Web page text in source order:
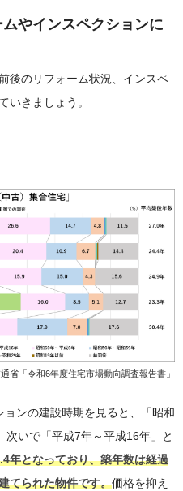
やインスペクションに
後のリフォーム状況、インスペ
いきましょう。
省「 令和6年度住宅市場動向調査報告書 」
ンの建設時期を見ると、「昭和
いで「平成7年～平成16年」と
年となっており、築年数は経過
てられた物件です。価格を抑え